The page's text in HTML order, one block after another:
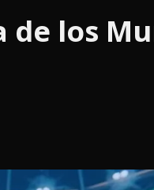
los